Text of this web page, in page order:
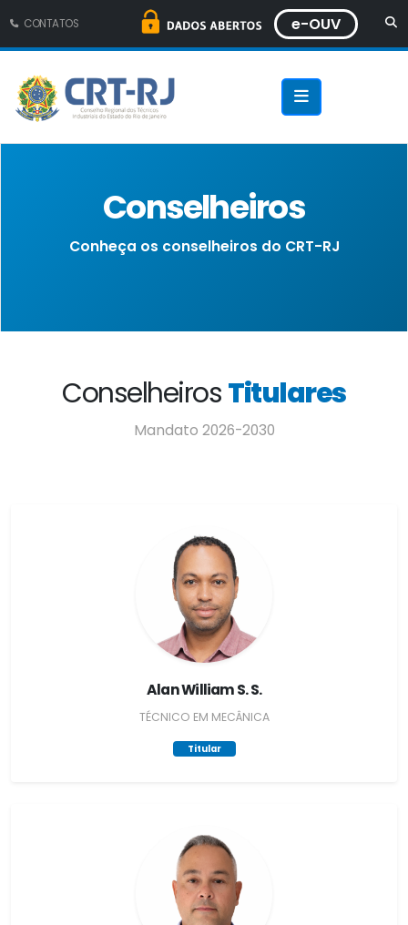
CONTATOS e-OUV
Conselheiros
Conheça os conselheiros do CRT-RJ
ConselheirosTitulares
Mandato 2026-2030
Alan William S. S.
TÉCNICO EM MECÂNICA
Titular